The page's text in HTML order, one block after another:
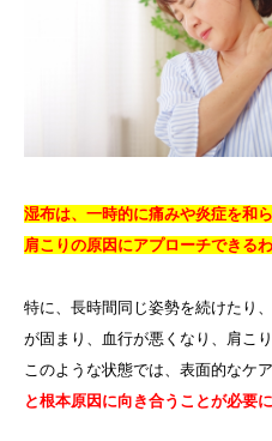
湿布は、一時的に痛みや炎症を和
肩こりの原因にアプローチできる
特に、長時間同じ姿勢を続けたり
が固まり、血行が悪くなり、肩こ
このような状態では、表面的なケ
と根本原因に向き合うことが必要